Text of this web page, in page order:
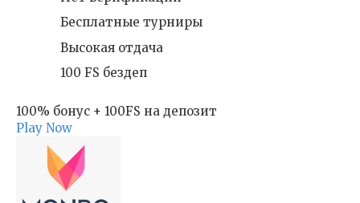
Бесплатные турниры
Высокая отдача
100 FS бездеп
100% бонус + 100FS на депозит
Play Now